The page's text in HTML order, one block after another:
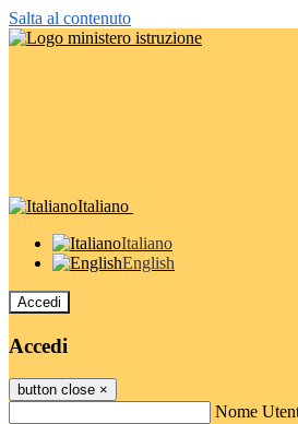
Salta al contenuto
Italiano
Italiano
English
Accedi
Accedi
button close ×
Nome